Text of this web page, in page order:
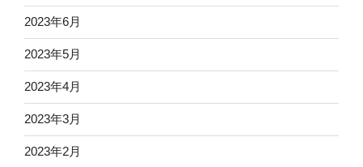
2023年6月
2023年5月
2023年4月
2023年3月
2023年2月